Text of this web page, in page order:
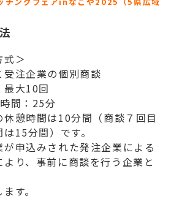
式＞
注企業の個別商談
大10回
間：25分
憩時間は10分間（商談７回目
15分間）です。
申込みされた発注企業による
り、事前に商談を行う企業と
す。